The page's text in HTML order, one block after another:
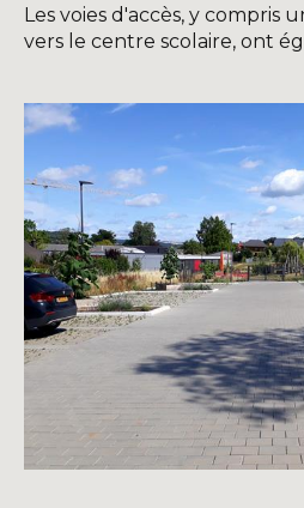
Les voies d'accès, y compris
vers le centre scolaire, ont